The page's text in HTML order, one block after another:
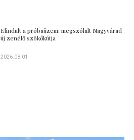
Elindult a próbaüzem: megszólalt Nagyvárad
új zenélő szökőkútja
2026.08.01